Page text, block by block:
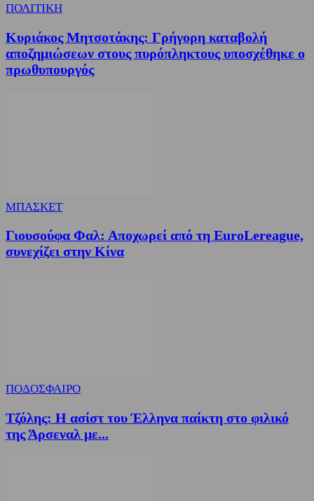
ΠΟΛΙΤΙΚΗ
Κυριάκος Μητσοτάκης: Γρήγορη καταβολή
αποζημιώσεων στους πυρόπληκτους υποσχέθηκε ο
πρωθυπουργός
ΜΠΑΣΚΕΤ
Γιουσούφα Φαλ: Αποχωρεί από τη EuroLereague,
συνεχίζει στην Κίνα
ΠΟΔΟΣΦΑΙΡΟ
Τζόλης: Η ασίστ του Έλληνα παίκτη στο φιλικό
της Άρσεναλ με...